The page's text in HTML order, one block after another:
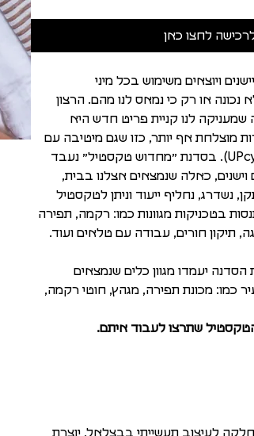
לחצו כאן
ויוצאים משימוש בכל מיני
או רק כי נמאס לנו מהם. הרצון
לנו קניית פריט חדש היא
מוצלחת אף יותר, כזו שגם מיטיבה עם
הטבע: ל מ ח ד ש ( UPcycling). בסדנת ״מחדוש טקסטיל״ נעבד
וישנים, כאלה שנמצאים אצלנו בבית,
נשדרג, נחליף ייעוד וניתן לטקסטיל
בטכניקות מגוונות כמו: רקמה, תפירה
תיקון חורים, עבודה עם טלאים ועוד.
יעמדו מגוון כלים שנמצאים
כמו: מכונת תפירה, מגהץ, חוטי רקמה,
שתרצו לעבוד איתם.
לעיצוב תעשייתי בבצלאל, יוצרת